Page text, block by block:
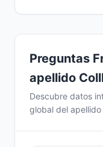
Preguntas
apellido
Descubre datos
global del